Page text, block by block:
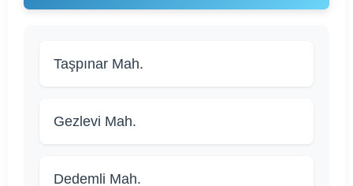
Taşpınar Mah.
Gezlevi Mah.
Dedemli Mah.